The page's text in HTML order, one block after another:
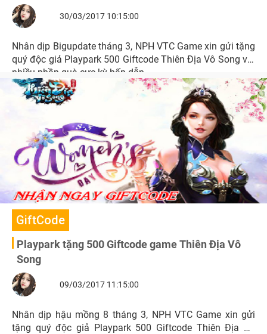
30/03/2017 10:15:00
Nhân dịp Bigupdate tháng 3, NPH VTC Game xin gửi tặng
quý độc giả Playpark 500 Giftcode Thiên Địa Vô Song với
nhiều phần quà cực kỳ hấp dẫn.
GiftCode
Playpark tặng 500 Giftcode game Thiên Địa Vô
Song
09/03/2017 11:15:00
Nhân dịp hậu mồng 8 tháng 3, NPH VTC Game xin gửi
tặng quý độc giả Playpark 500 Giftcode Thiên Địa Vô